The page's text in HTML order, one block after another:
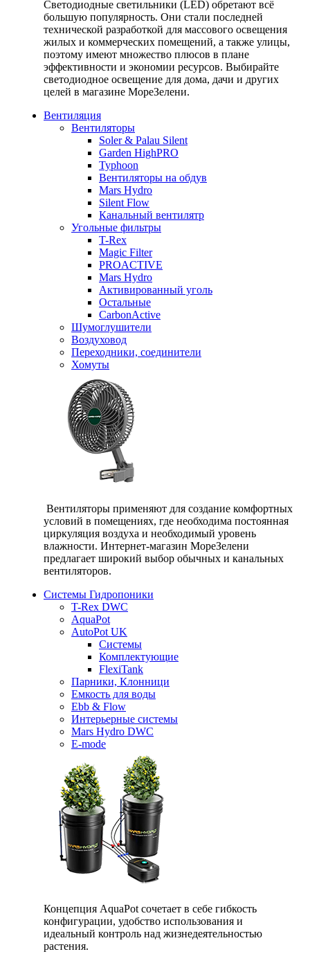
Светодиодные светильники (LED) обретают всё
большую популярность. Они стали последней
технической разработкой для массового освещения
жилых и коммерческих помещений, а также улицы,
поэтому имеют множество плюсов в плане
эффективности и экономии ресурсов. Выбирайте
светодиодное освещение для дома, дачи и других
целей в магазине МореЗелени.
Вентиляция
Вентиляторы
Soler & Palau Silent
Garden HighPRO
Typhoon
Вентиляторы на обдув
Mars Hydro
Silent Flow
Канальный вентилятр
Угольные фильтры
T-Rex
Magic Filter
PROACTIVE
Mars Hydro
Активированный уголь
Остальные
CarbonActive
Шумоглушители
Воздуховод
Переходники, соединители
Хомуты
Вентиляторы применяют для создание комфортных
условий в помещениях, где необходима постоянная
циркуляция воздуха и необходимый уровень
влажности. Интернет-магазин МореЗелени
предлагает широкий выбор обычных и канальных
вентиляторов.
Системы Гидропоники
T-Rex DWC
AquaPot
AutoPot UK
Системы
Комплектующие
FlexiTank
Парники, Клонници
Емкость для воды
Ebb & Flow
Интерьерные системы
Mars Hydro DWC
E-mode
Концепция AquaPot сочетает в себе гибкость
конфигурации, удобство использования и
идеальный контроль над жизнедеятельностью
растения.